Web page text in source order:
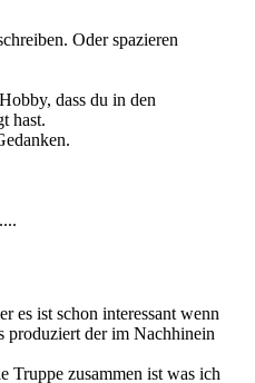
Oder spazieren
dass du in den
hast.
es ist schon interessant wenn
produziert der im Nachhinein
Truppe zusammen ist was ich